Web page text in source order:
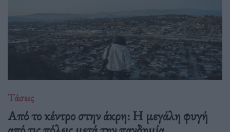
Τάσεις
Από το κέντρο στην άκρη: H μεγάλη φυγή